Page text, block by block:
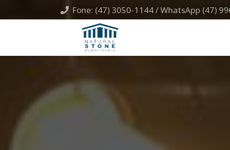
Fone: (47) 3050-1144 / WhatsApp (47)